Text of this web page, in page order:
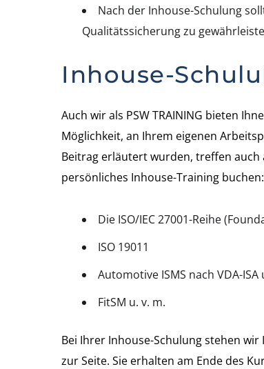
Nach der Inhouse-Schulung
Qualitätssicherung zu
Inhouse-
Auch wir als PSW TRAINING bieten
Möglichkeit, an Ihrem eigenen
Beitrag erläutert wurden, treffen auch
persönliches Inhouse-Training buchen:
Die ISO/IEC 27001-Reihe
ISO 19011
Automotive ISMS nach VDA-ISA
FitSM u. v. m.
Bei Ihrer Inhouse-Schulung stehen
zur Seite. Sie erhalten am Ende des